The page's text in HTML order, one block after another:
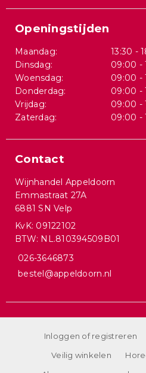
Openingstijden
Maandag:
13:30 -
Dinsdag:
09:00 -
Woensdag:
09:00 -
Donderdag:
09:00 -
Vrijdag:
09:00 -
Zaterdag:
09:00 -
Contact
Wijnhandel Appeldoorn
Emmastraat 27A
6881 SN Velp
KvK: 09122102
BTW: NL.810394509B01
026-3646873
bestel@appeldoorn.nl
Inloggen of registreren
Veilig winkelen